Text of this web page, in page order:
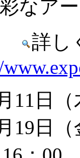
なア
詳し
11日
19日